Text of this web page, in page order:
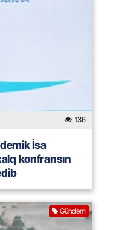
136
İsa
konfransın
Gündəm